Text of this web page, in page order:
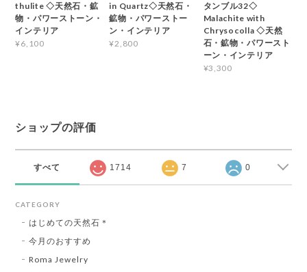
thulite ◇天然石・鉱
物・パワーストーン・
インテリア
¥6,100
in Quartz◇天然石・
鉱物・パワーストー
ン・インテリア
¥2,800
タンブル32◇
Malachite with
Chrysocolla ◇天然
石・鉱物・パワースト
ーン・インテリア
¥3,300
ショップの評価
すべて 1714 7 0
CATEGORY
はじめての天然石＊
今月のおすすめ
Roma Jewelry